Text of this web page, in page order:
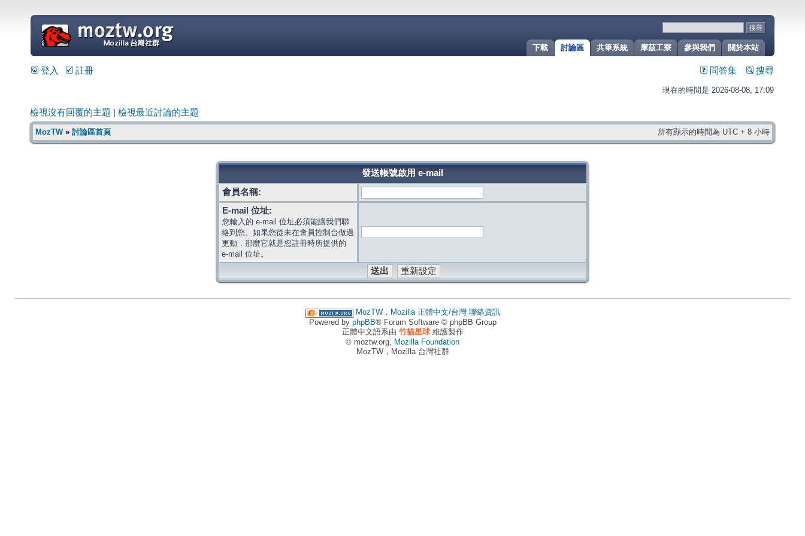
關於本站
參與我們
摩茲工寮
共筆系統
討論區
下載
=
登入 註冊 問答集 搜尋
現在的時間是 2026-08-08, 17:09
檢視沒有回覆的主題 檢視最近討論的主題
MozTW» 討論區首頁 所有顯示的時間為 UTC + 8 小時
發送帳號啟用 e-mail
會員名稱:
E-mail 位址:
您輸入的 e-mail 位址必須能讓我們聯
絡到您。如果您從未在會員控制台做過
更動，那麼它就是您註冊時所提供的
e-mail 位址。
MozTW，Mozilla 正體中文/台灣 聯絡資訊
Powered by phpBB® Forum Software © phpBB Group
正體中文語系由 竹貓星球維護製作
© moztw.org, Mozilla Foundation
MozTW，Mozilla 台灣社群